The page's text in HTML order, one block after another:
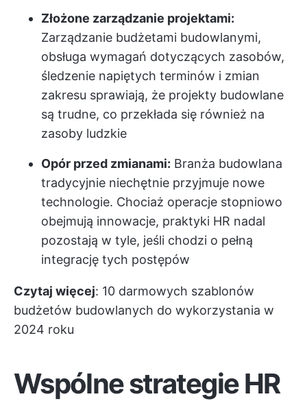
Złożone zarządzanie projektami:
Zarządzanie budżetami budowlanymi,
obsługa wymagań dotyczących zasobów,
śledzenie napiętych terminów i zmian
zakresu sprawiają, że projekty budowlane
są trudne, co przekłada się również na
zasoby ludzkie
Opór przed zmianami: Branża budowlana
tradycyjnie niechętnie przyjmuje nowe
technologie. Chociaż operacje stopniowo
obejmują innowacje, praktyki HR nadal
pozostają w tyle, jeśli chodzi o pełną
integrację tych postępów
Czytaj więcej: 10 darmowych szablonów
budżetów budowlanych do wykorzystania w
2024 roku
Wspólne strategie HR